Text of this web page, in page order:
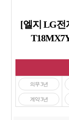
[엘지 LG전
의무 3년
계약 3년